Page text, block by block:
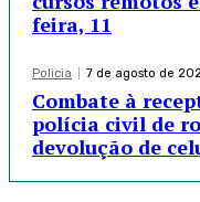
feira, 11
Policia 7 de agosto de
Combate à
polícia civil de
devolução de